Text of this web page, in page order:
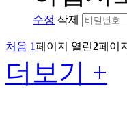
수정 삭제
처음 1페이지 열린2페이지
더보기 +